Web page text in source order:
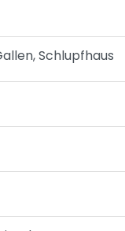
Schlupfhaus